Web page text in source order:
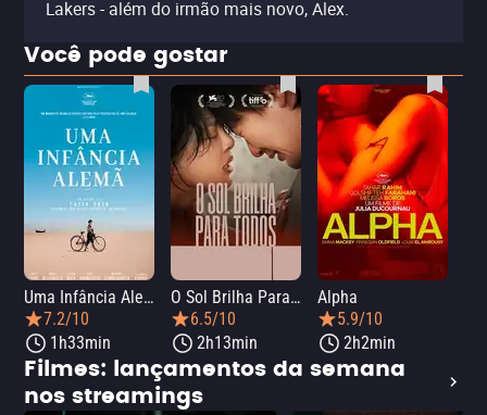
Lakers - além do irmão mais novo, Alex.
Você pode gostar
Uma Infância Alemã
7.2/10
1h33min
O Sol Brilha Para Todos
6.5/10
2h13min
Alpha
5.9/10
2h2min
Filmes: lançamentos da semana
nos streamings